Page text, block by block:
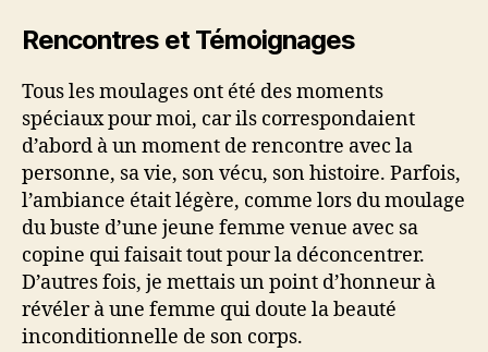
Rencontres et Témoignages
Tous les moulages ont été des moments
spéciaux pour moi, car ils correspondaient
d’abord à un moment de rencontre avec la
personne, sa vie, son vécu, son histoire. Parfois,
l’ambiance était légère, comme lors du moulage
du buste d’une jeune femme venue avec sa
copine qui faisait tout pour la déconcentrer.
D’autres fois, je mettais un point d’honneur à
révéler à une femme qui doute la beauté
inconditionnelle de son corps.